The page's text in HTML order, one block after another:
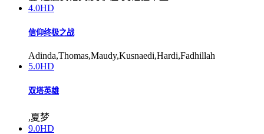
4.0HD
信仰终极之战
Adinda,Thomas,Maudy,Kusnaedi,Hardi,Fadhillah
5.0HD
双塔英雄
,夏梦
9.0HD